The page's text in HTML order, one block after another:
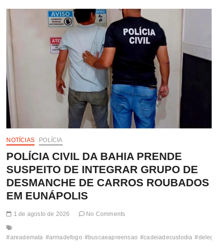
POLICIAL
BARROLÂNDIA
NOTÍCIAS POLÍCIA
POLÍCIA CIVIL DA BAHIA PRENDE
SUSPEITO DE INTEGRAR GRUPO DE
DESMANCHE DE CARROS ROUBADOS
EM EUNÁPOLIS
1 de agosto de 2026 No Comments
#areademata #armadefogo #buscaeapreensao #cadeiadecustodia